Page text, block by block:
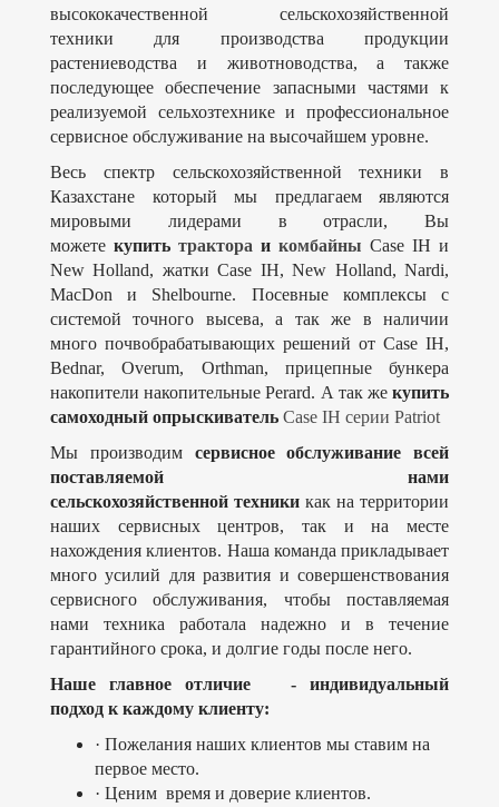
высококачественной сельскохозяйственной
техники для производства продукции
растениеводства и животноводства, а также
последующее обеспечение запасными частями к
реализуемой сельхозтехнике и профессиональное
сервисное обслуживание на высочайшем уровне.
Весь спектр сельскохозяйственной техники в
Казахстане который мы предлагаем являются
мировыми лидерами в отрасли, Вы
можете купить трактора и комбайны Case IH и
New Holland, жатки Case IH, New Holland, Nardi,
MacDon и Shelbourne. Посевные комплексы с
системой точного высева, а так же в наличии
много почвобрабатывающих решений от Case IH,
Bednar, Overum, Orthman, прицепные бункера
накопители накопительные Perard. А так же купить
самоходный опрыскиватель Case IH серии Patriot
Мы производим сервисное обслуживание всей
поставляемой нами
сельскохозяйственной техники как на территории
наших сервисных центров, так и на месте
нахождения клиентов. Наша команда прикладывает
много усилий для развития и совершенствования
сервисного обслуживания, чтобы поставляемая
нами техника работала надежно и в течение
гарантийного срока, и долгие годы после него.
Наше главное отличие - индивидуальный
подход к каждому клиенту:
· Пожелания наших клиентов мы ставим на
первое место.
· Ценим время и доверие клиентов.